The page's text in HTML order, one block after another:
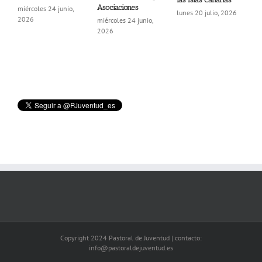
Asociaciones
miércoles 24 junio,
lunes 20 julio, 2026
Link»
Copyright 2024 Pastoral de Juventud | contacto:
info@pastoraldejuventud.es